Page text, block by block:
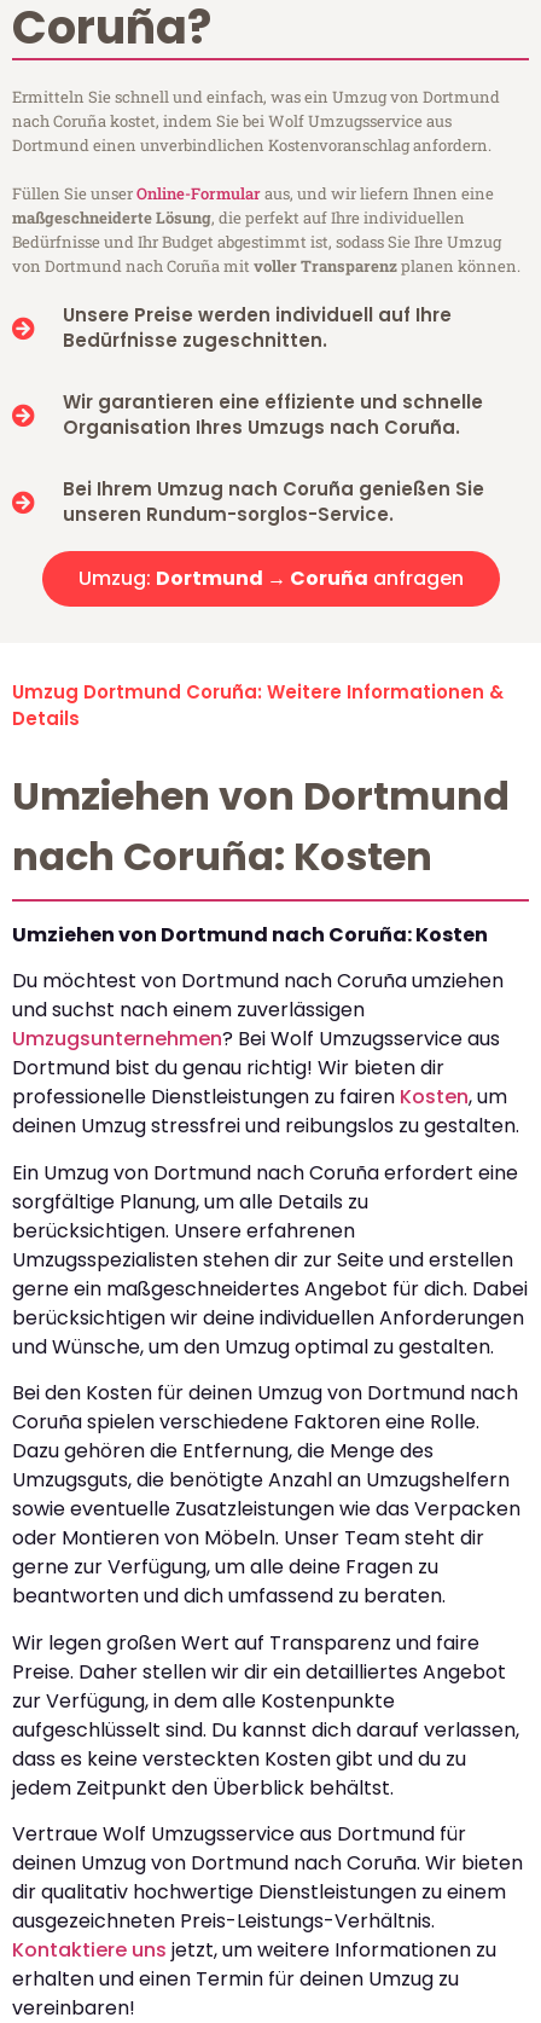
Coruña?
Ermitteln Sie schnell und einfach, was ein Umzug von Dortmund
nach Coruña kostet, indem Sie bei Wolf Umzugsservice aus
Dortmund einen unverbindlichen Kostenvoranschlag anfordern.
Füllen Sie unserOnline-Formularaus, und wir liefern Ihnen eine
maßgeschneiderte Lösung, die perfekt auf Ihre individuellen
Bedürfnisse und Ihr Budget abgestimmt ist, sodass Sie Ihre Umzug
von Dortmund nach Coruña mitvoller Transparenzplanen können.
Unsere Preise werden individuell auf Ihre
Bedürfnisse zugeschnitten.
Wir garantieren eine effiziente und schnelle
Organisation Ihres Umzugs nach Coruña.
Bei Ihrem Umzug nach Coruña genießen Sie
unseren Rundum-sorglos-Service.
Umzug: Dortmund → Coruña anfragen
Umzug Dortmund Coruña: Weitere Informationen &
Details
Umziehen von Dortmund
nach Coruña: Kosten
Umziehen von Dortmund nach Coruña: Kosten
Du möchtest von Dortmund nach Coruña umziehen
und suchst nach einem zuverlässigen
Umzugsunternehmen? Bei Wolf Umzugsservice aus
Dortmund bist du genau richtig! Wir bieten dir
professionelle Dienstleistungen zu fairen Kosten, um
deinen Umzug stressfrei und reibungslos zu gestalten.
Ein Umzug von Dortmund nach Coruña erfordert eine
sorgfältige Planung, um alle Details zu
berücksichtigen. Unsere erfahrenen
Umzugsspezialisten stehen dir zur Seite und erstellen
gerne ein maßgeschneidertes Angebot für dich. Dabei
berücksichtigen wir deine individuellen Anforderungen
und Wünsche, um den Umzug optimal zu gestalten.
Bei den Kosten für deinen Umzug von Dortmund nach
Coruña spielen verschiedene Faktoren eine Rolle.
Dazu gehören die Entfernung, die Menge des
Umzugsguts, die benötigte Anzahl an Umzugshelfern
sowie eventuelle Zusatzleistungen wie das Verpacken
oder Montieren von Möbeln. Unser Team steht dir
gerne zur Verfügung, um alle deine Fragen zu
beantworten und dich umfassend zu beraten.
Wir legen großen Wert auf Transparenz und faire
Preise. Daher stellen wir dir ein detailliertes Angebot
zur Verfügung, in dem alle Kostenpunkte
aufgeschlüsselt sind. Du kannst dich darauf verlassen,
dass es keine versteckten Kosten gibt und du zu
jedem Zeitpunkt den Überblick behältst.
Vertraue Wolf Umzugsservice aus Dortmund für
deinen Umzug von Dortmund nach Coruña. Wir bieten
dir qualitativ hochwertige Dienstleistungen zu einem
ausgezeichneten Preis-Leistungs-Verhältnis.
Kontaktiere uns jetzt, um weitere Informationen zu
erhalten und einen Termin für deinen Umzug zu
vereinbaren!